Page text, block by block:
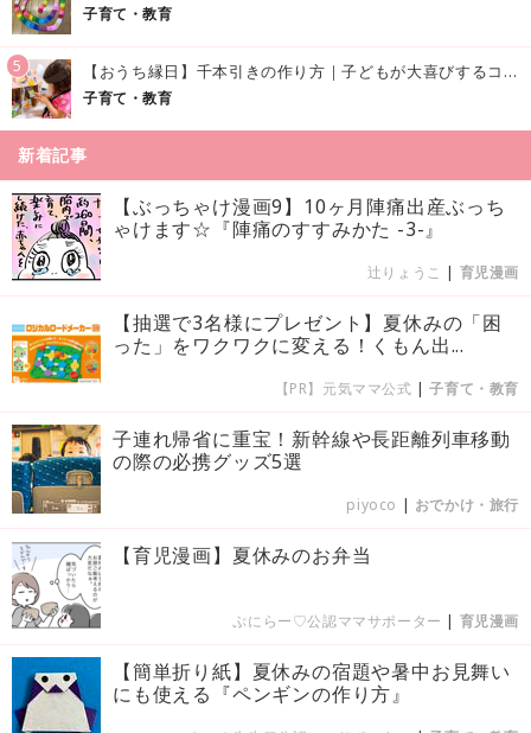
子育て・教育
5 【おうち縁日】千本引きの作り方｜子どもが大喜びするコツやアイデア♪
子育て・教育
新着記事
【ぶっちゃけ漫画9】10ヶ月陣痛出産ぶっち
ゃけます☆『陣痛のすすみかた -3-』
辻りょうこ | 育児漫画
【抽選で3名様にプレゼント】夏休みの「困
った」をワクワクに変える！くもん出...
【PR】元気ママ公式 |子育て・教育
子連れ帰省に重宝！新幹線や長距離列車移動
の際の必携グッズ5選
piyoco | おでかけ・旅行
【育児漫画】夏休みのお弁当
ぷにらー♡公認ママサポーター | 育児漫画
【簡単折り紙】夏休みの宿題や暑中お見舞い
にも使える『ペンギンの作り方』